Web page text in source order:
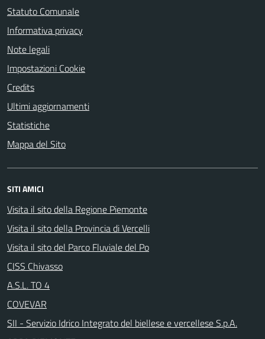
Statuto Comunale
Informativa privacy
Note legali
Impostazioni Cookie
Credits
Ultimi aggiornamenti
Statistiche
Mappa del Sito
SITI AMICI
Visita il sito della Regione Piemonte
Visita il sito della Provincia di Vercelli
Visita il sito del Parco Fluviale del Po
CISS Chivasso
A.S.L. TO 4
COVEVAR
SII - Servizio Idrico Integrato del biellese e vercellese S.p.A.